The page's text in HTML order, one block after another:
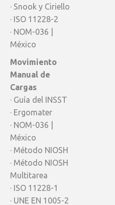
· Snook y Ciriello
· ISO 11228-2
· NOM-036 |
México
Movimiento
Manual de
Cargas
· Guía del INSST
· Ergomater
· NOM-036 |
México
· Método NIOSH
· Método NIOSH
Multitarea
· ISO 11228-1
· UNE EN 1005-2